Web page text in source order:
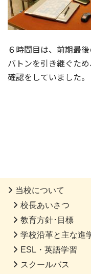
６時間目は、前期最
バトンを引き継ぐた
確認をしていました。
当校について
校長あいさつ
教育方針･目標
学校沿革と主な進
ESL・英語学習
スクールバス